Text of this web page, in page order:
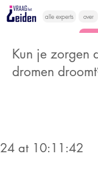
alle experts over
Kun je zorgen
dromen
at 10:11:42